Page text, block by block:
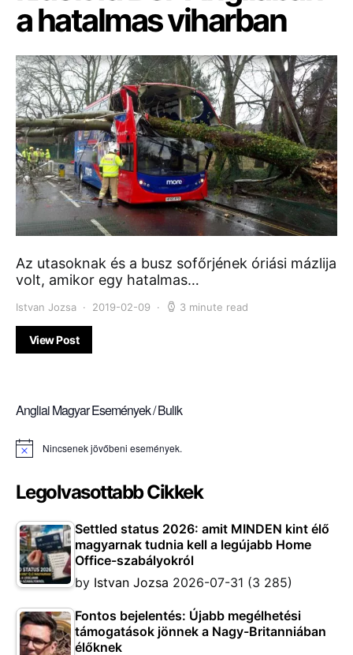
a hatalmas viharban
Az utasoknak és a busz sofőrjének óriási mázlija
volt, amikor egy hatalmas…
Istvan Jozsa 2019-02-09 3 minute read
View Post
Angliai Magyar Események / Bulik
Notice Nincsenek jövőbeni események.
Legolvasottabb Cikkek
Settled status 2026: amit MINDEN kint élő
magyarnak tudnia kell a legújabb Home
Office-szabályokról
by Istvan Jozsa 2026-07-31 (3 285)
Fontos bejelentés: Újabb megélhetési
támogatások jönnek a Nagy-Britanniában
élőknek